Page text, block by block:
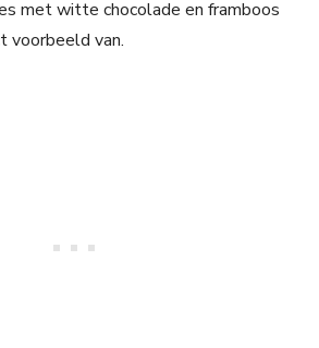
met witte chocolade en framboos
voorbeeld van.